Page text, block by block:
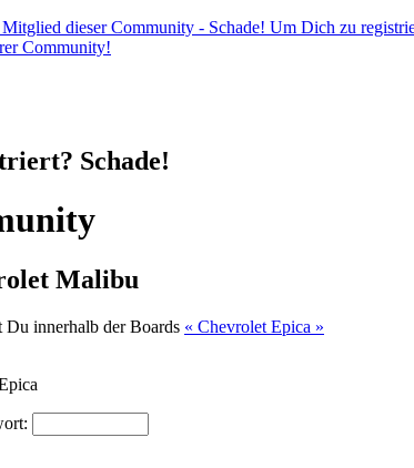
dieser Community - Schade! Um Dich zu
Community!
Schade!
Malibu
Du innerhalb der Boards « Chevrolet Epica »